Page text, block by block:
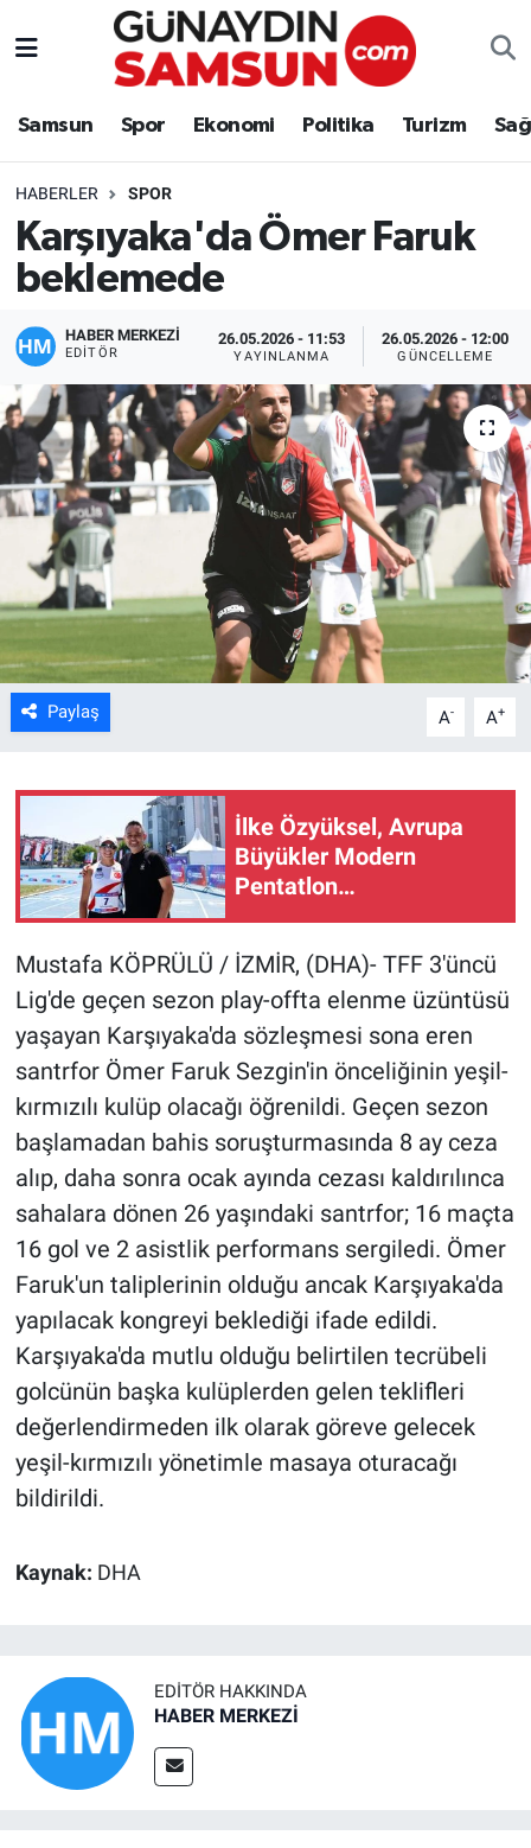
Samsun Spor Ekonomi Politika Turizm
HABERLER SPOR
Karşıyaka'da Ömer Faruk
beklemede
HABER MERKEZİ
EDITÖR
26.05.2026 - 11:53
YAYINLANMA
26.05.2026 - 12:00
GÜNCELLEME
Paylaş A- A+
İlke Özyüksel, Avrupa
Büyükler Modern
Pentatlon
Şampiyonası'nda finale
yükseldi
Mustafa KÖPRÜLÜ / İZMİR, (DHA)- TFF 3'üncü
Lig'de geçen sezon play-offta elenme üzüntüsü
yaşayan Karşıyaka'da sözleşmesi sona eren
santrfor Ömer Faruk Sezgin'in önceliğinin yeşil-
kırmızılı kulüp olacağı öğrenildi. Geçen sezon
başlamadan bahis soruşturmasında 8 ay ceza
alıp, daha sonra ocak ayında cezası kaldırılınca
sahalara dönen 26 yaşındaki santrfor; 16 maçta
16 gol ve 2 asistlik performans sergiledi. Ömer
Faruk'un taliplerinin olduğu ancak Karşıyaka'da
yapılacak kongreyi beklediği ifade edildi.
Karşıyaka'da mutlu olduğu belirtilen tecrübeli
golcünün başka kulüplerden gelen teklifleri
değerlendirmeden ilk olarak göreve gelecek
yeşil-kırmızılı yönetimle masaya oturacağı
bildirildi.
Kaynak: DHA
EDITÖR HAKKINDA
HABER MERKEZİ
Samsun
Politika
Turizm
Sağlık
Eğitim
Yaşam
Kültür Sanat
Bilim ve Teknoloji
Genel
Nöbetçi Eczaneler
Süper Lig Puan Durumu ve Fikstür
Tüm Manşetler
Son Dakika Haberleri
Haber Arşivi